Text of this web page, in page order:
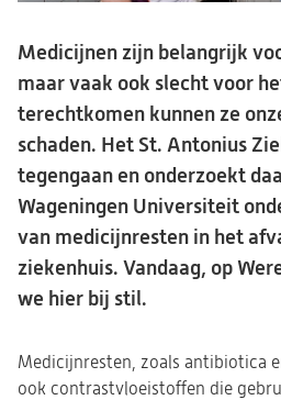
Medicijnen zijn belangrijk
maar vaak ook slecht voor
terechtkomen kunnen ze
schaden. Het St. Antonius
tegengaan en onderzoekt
Wageningen Universiteit
van medicijnresten in het
ziekenhuis. Vandaag, op
we hier bij stil.
Medicijnresten, zoals antibiotica
ook contrastvloeistoffen die